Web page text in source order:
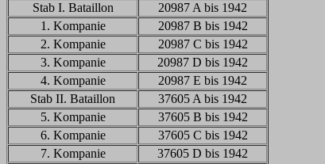
Stab I. Bataillon
20987 A bis 1942
1. Kompanie
20987 B bis 1942
2. Kompanie
20987 C bis 1942
3. Kompanie
20987 D bis 1942
4. Kompanie
20987 E bis 1942
Stab II. Bataillon
37605 A bis 1942
5. Kompanie
37605 B bis 1942
6. Kompanie
37605 C bis 1942
7. Kompanie
37605 D bis 1942